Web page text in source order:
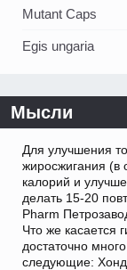
Mutant Caps
Egis ungaria
Мысли
Для улучшения
жиросжигания (в
калорий и
делать 15-20
Pharm
Что же касается
достаточно
следующие: